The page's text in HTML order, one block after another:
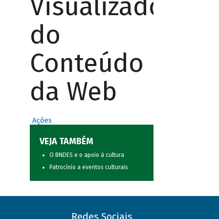
Visualizador
do
Conteúdo
da Web
Ações
VEJA TAMBÉM
O BNDES e o apoio à cultura
Patrocínio a eventos culturais
Redes Sociais